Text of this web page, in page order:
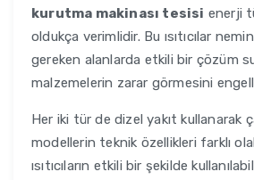
kurutma makinası tesisi enerji
oldukça verimlidir. Bu ısıtıcılar
gereken alanlarda etkili bir çözüm
malzemelerin zarar görmesini
Her iki tür de dizel yakıt kullanarak
modellerin teknik özellikleri farklı
ısıtıcıların etkili bir şekilde